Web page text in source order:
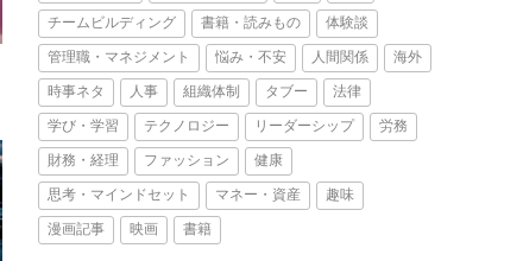
チームビルディング 書籍・読みもの 体験談
管理職・マネジメント 悩み・不安 人間関係 海外
時事ネタ 人事 組織体制 タブー 法律
学び・学習 テクノロジー リーダーシップ 労務
財務・経理 ファッション 健康
思考・マインドセット マネー・資産 趣味
漫画記事 映画 書籍